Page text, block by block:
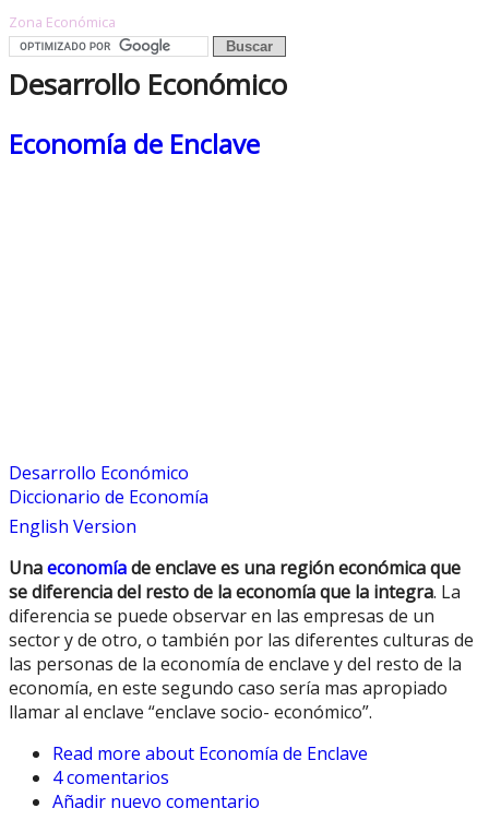
Zona Económica
Desarrollo Económico
Economía de Enclave
Desarrollo Económico
Diccionario de Economía
English Version
Unaeconomíade enclave es una región económica que
se diferencia del resto de la economía que la integra. La
diferencia se puede observar en las empresas de un
sector y de otro, o también por las diferentes culturas de
las personas de la economía de enclave y del resto de la
economía, en este segundo caso sería mas apropiado
llamar al enclave “enclave socio- económico”.
Read more about Economía de Enclave
4 comentarios
Añadir nuevo comentario